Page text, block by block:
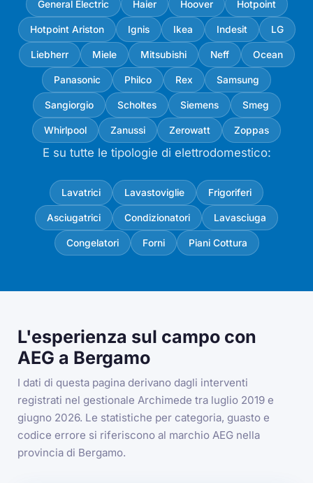
General Electric Haier Hoover Hotpoint
Hotpoint Ariston Ignis Ikea Indesit LG
Liebherr Miele Mitsubishi Neff Ocean
Panasonic Philco Rex Samsung
Sangiorgio Scholtes Siemens Smeg
Whirlpool Zanussi Zerowatt Zoppas
E su tutte le tipologie di elettrodomestico:
Lavatrici Lavastoviglie Frigoriferi
Asciugatrici Condizionatori Lavasciuga
Congelatori Forni Piani Cottura
L'esperienza sul campo con
AEG a Bergamo
I dati di questa pagina derivano dagli interventi
registrati nel gestionale Archimede tra luglio 2019 e
giugno 2026. Le statistiche per categoria, guasto e
codice errore si riferiscono al marchio AEG nella
provincia di Bergamo.